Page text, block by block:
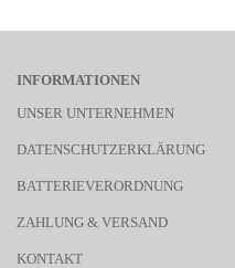
INFORMATIONEN
UNSER UNTERNEHMEN
DATENSCHUTZERKLÄRUNG
BATTERIEVERORDNUNG
ZAHLUNG & VERSAND
KONTAKT